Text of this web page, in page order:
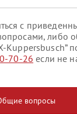
с
либо
Kuppersbusch”
70-26 если не
вопросы